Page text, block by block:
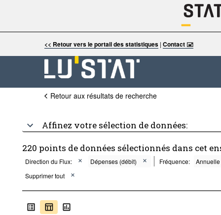
<< Retour vers le portail des statistiques |Contact 🖃
Retour aux résultats de recherche
Affinez votre sélection de données:
220 points de données sélectionnés dans cet
Direction du Flux: Dépenses (débit) Fréquence:
Annuelle
Supprimer tout